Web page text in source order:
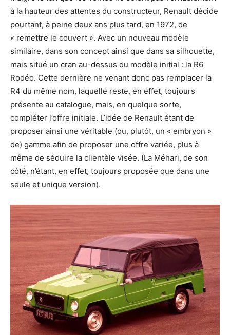
à la hauteur des attentes du constructeur, Renault décide
pourtant, à peine deux ans plus tard, en 1972, de
« remettre le couvert ». Avec un nouveau modèle
similaire, dans son concept ainsi que dans sa silhouette,
mais situé un cran au-dessus du modèle initial : la R6
Rodéo. Cette dernière ne venant donc pas remplacer la
R4 du même nom, laquelle reste, en effet, toujours
présente au catalogue, mais, en quelque sorte,
compléter l’offre initiale. L’idée de Renault étant de
proposer ainsi une véritable (ou, plutôt, un « embryon »
de) gamme afin de proposer une offre variée, plus à
même de séduire la clientèle visée. (La Méhari, de son
côté, n’étant, en effet, toujours proposée que dans une
seule et unique version).